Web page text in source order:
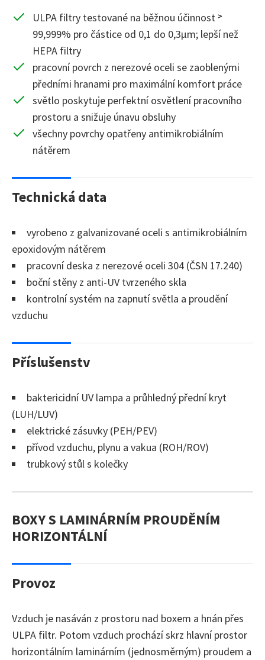
ULPA filtry testované na běžnou účinnost ˃
99,999% pro částice od 0,1 do 0,3µm; lepší než
HEPA filtry
pracovní povrch z nerezové oceli se zaoblenými
předními hranami pro maximální komfort práce
světlo poskytuje perfektní osvětlení pracovního
prostoru a snižuje únavu obsluhy
všechny povrchy opatřeny antimikrobiálním
nátěrem
Technická data
vyrobeno z galvanizované oceli s antimikrobiálním
epoxidovým nátěrem
pracovní deska z nerezové oceli 304 (ČSN 17.240)
boční stěny z anti-UV tvrzeného skla
kontrolní systém na zapnutí světla a proudění
vzduchu
Příslušenstv
baktericidní UV lampa a průhledný přední kryt
(LUH/LUV)
elektrické zásuvky (PEH/PEV)
přívod vzduchu, plynu a vakua (ROH/ROV)
trubkový stůl s kolečky
BOXY S LAMINÁRNÍM PROUDĚNÍM
HORIZONTÁLNÍ
Provoz
Vzduch je nasáván z prostoru nad boxem a hnán přes
ULPA filtr. Potom vzduch prochází skrz hlavní prostor
horizontálním laminárním (jednosměrným) proudem a